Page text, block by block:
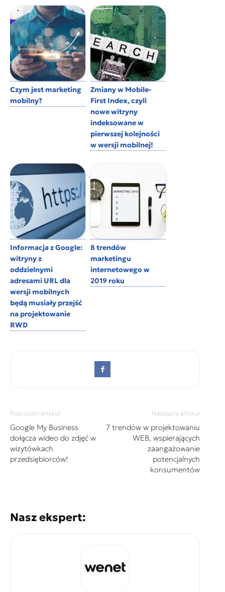
Czym jest marketing
mobilny?
Zmiany w Mobile-
First Index, czyli
nowe witryny
indeksowane w
pierwszej kolejności
w wersji mobilnej!
Informacja z Google:
witryny z
oddzielnymi
adresami URL dla
wersji mobilnych
będą musiały przejść
na projektowanie
RWD
8 trendów
marketingu
internetowego w
2019 roku
Poprzedni artykuł
Google My Business
dołącza wideo do zdjęć w
wizytówkach
przedsiębiorców!
Następny artykuł
7 trendów w projektowaniu
WEB, wspierających
zaangażowanie
potencjalnych
konsumentów
Nasz ekspert: